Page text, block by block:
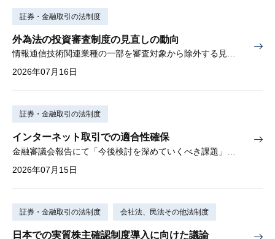
証券・金融取引の法制度
外為法の投資審査制度の見直しの動向
情報通信技術関連業種の一部を審査対象から除外する見込み
2026年07月16日
証券・金融取引の法制度
インターネット取引での適合性確保
2026年07月15日
証券・金融取引の法制度 会社法、民法その他法制度
日本での実質株主確認制度導入に向けた議論